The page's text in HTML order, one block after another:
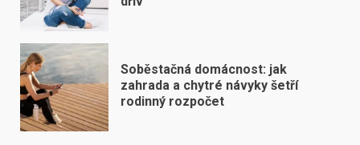
Soběstačná domácnost: jak
zahrada a chytré návyky šetří
rodinný rozpočet